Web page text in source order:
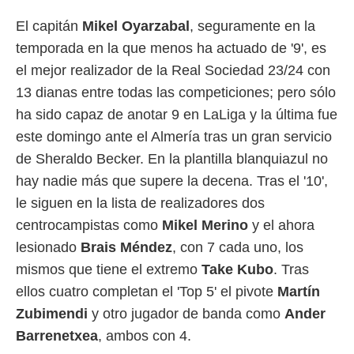
momento
en
en
un
o acceder
datos
perfiles
El capitán Mikel Oyarzabal , seguramente en la
temporada en la que menos ha actuado de '9', es
el mejor realizador de la Real Sociedad 23/24 con
13 dianas entre todas las competiciones; pero sólo
ha sido capaz de anotar 9 en LaLiga y la última fue
este domingo ante el Almería tras un gran servicio
de Sheraldo Becker. En la plantilla blanquiazul no
hay nadie más que supere la decena. Tras el '10',
le siguen en la lista de realizadores dos
centrocampistas como Mikel Merino y el ahora
lesionado Brais Méndez, con 7 cada uno, los
mismos que tiene el extremo Take Kubo. Tras
ellos cuatro completan el 'Top 5' el pivote Martín
Zubimendi y otro jugador de banda como Ander
Barrenetxea, ambos con 4.